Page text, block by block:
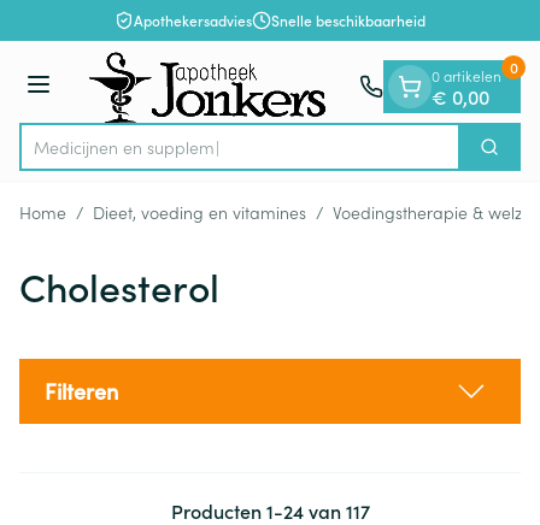
Ga naar de inhoudApothekersadvies Snelle beschikbaarheid
Menu
Product, merk, categorie...
M Zoek
0 artikelen
€ 0,00
0
Home / Dieet, voeding en vitamines / Voedingstherapie & welzijn
Cholesterol
Filteren
Producten1-24van117